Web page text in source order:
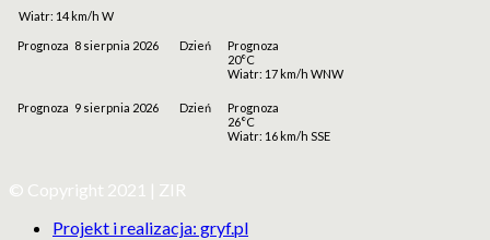
Wiatr: 14 km/h W
Prognoza 8 sierpnia 2026 Dzień
Prognoza
20°C
Wiatr: 17 km/h WNW
Prognoza 9 sierpnia 2026 Dzień
Prognoza
26°C
Wiatr: 16 km/h SSE
© Copyright 2021 | ZIR
Projekt i realizacja: gryf.pl